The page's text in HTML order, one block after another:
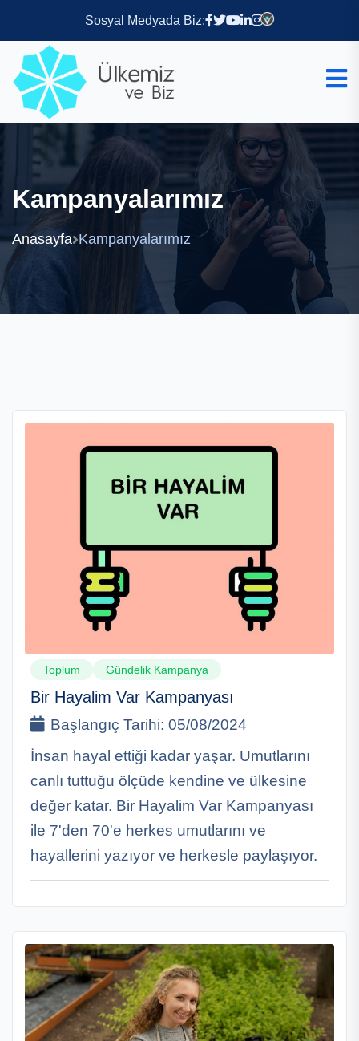
Sosyal Medyada Biz:
Kampanyalarımız
Anasayfa Kampanyalarımız
Toplum Gündelik Kampanya
Bir Hayalim Var Kampanyası
Başlangıç Tarihi: 05/08/2024
İnsan hayal ettiği kadar yaşar. Umutlarını
canlı tuttuğu ölçüde kendine ve ülkesine
değer katar. Bir Hayalim Var Kampanyası
ile 7'den 70'e herkes umutlarını ve
hayallerini yazıyor ve herkesle paylaşıyor.